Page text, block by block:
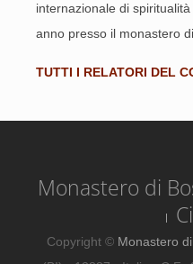
internazionale di
anno presso il monastero di
TUTTI I RELATORI DEL
Monastero di
Copyright © Monastero